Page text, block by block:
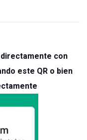
con
este QR o bien